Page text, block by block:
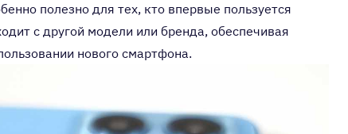
полезно для тех, кто впервые пользуется
с другой модели или бренда, обеспечивая
нового смартфона.